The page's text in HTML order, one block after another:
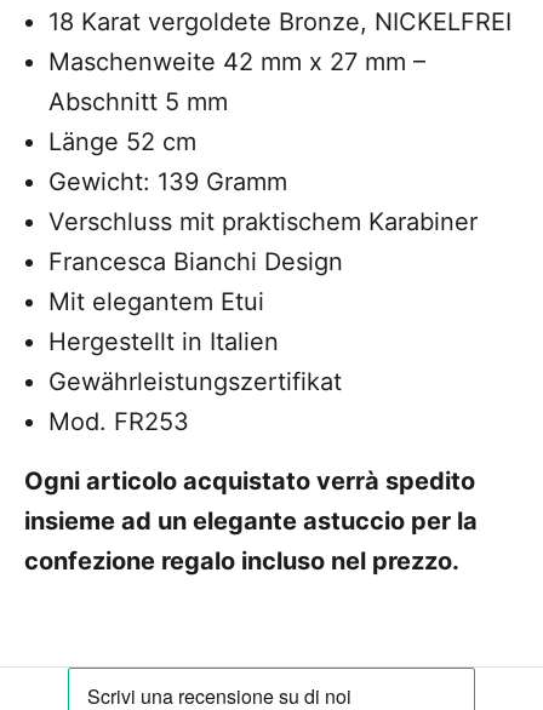
18 Karat vergoldete Bronze, NICKELFREI
Maschenweite 42 mm x 27 mm –
Abschnitt 5 mm
Länge 52 cm
Gewicht: 139 Gramm
Verschluss mit praktischem Karabiner
Francesca Bianchi Design
Mit elegantem Etui
Hergestellt in Italien
Gewährleistungszertifikat
Mod. FR253
Ogni articolo acquistato verrà spedito
insieme ad un elegante astuccio per la
confezione regalo incluso nel prezzo.